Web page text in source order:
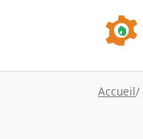
Accueil/